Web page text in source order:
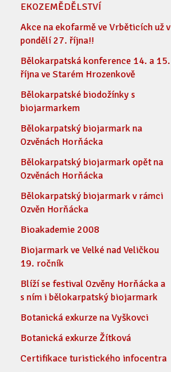
EKOZEMĚDĚLSTVÍ
Akce na ekofarmě ve Vrběticích už v
pondělí 27. října!!
Bělokarpatská konference 14. a 15.
října ve Starém Hrozenkově
Bělokarpatské biodožínky s
biojarmarkem
Bělokarpatský biojarmark na
Ozvěnách Horňácka
Bělokarpatský biojarmark opět na
Ozvěnách Horňácka
Bělokarpatský biojarmark v rámci
Ozvěn Horňácka
Bioakademie 2008
Biojarmark ve Velké nad Veličkou
19. ročník
Blíží se festival Ozvěny Horňácka a
s ním i bělokarpatský biojarmark
Botanická exkurze na Vyškovci
Botanická exkurze Žítková
Certifikace turistického infocentra